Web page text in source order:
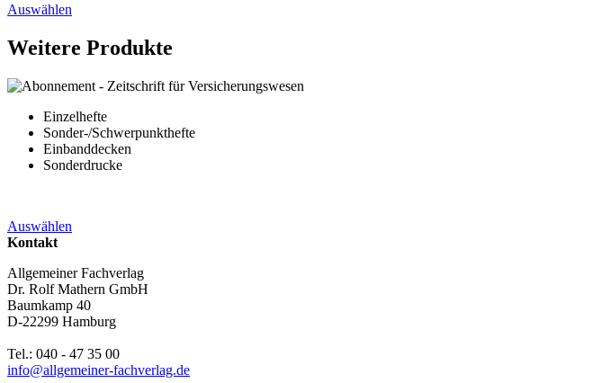
Auswählen
Weitere Produkte
Einzelhefte
Sonder-/Schwerpunkthefte
Einbanddecken
Sonderdrucke
Auswählen
Kontakt
Allgemeiner Fachverlag
Dr. Rolf Mathern GmbH
Baumkamp 40
D-22299 Hamburg
Tel.: 040 - 47 35 00
info@allgemeiner-fachverlag.de